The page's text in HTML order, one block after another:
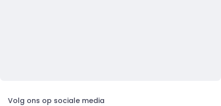
Volg ons op sociale media